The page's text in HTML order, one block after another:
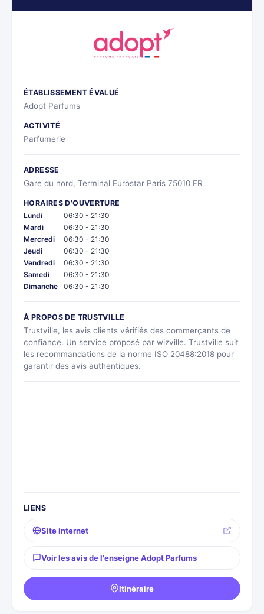
ÉTABLISSEMENT ÉVALUÉ
Adopt Parfums
ACTIVITÉ
Parfumerie
ADRESSE
Gare du nord, Terminal Eurostar Paris 75010 FR
HORAIRES D'OUVERTURE
Lundi
06:30 - 21:30
Mardi
06:30 - 21:30
Mercredi
06:30 - 21:30
Jeudi
06:30 - 21:30
Vendredi
06:30 - 21:30
Samedi
06:30 - 21:30
Dimanche
06:30 - 21:30
À PROPOS DE TRUSTVILLE
Trustville, les avis clients vérifiés des commerçants de
confiance. Un service proposé par wizville. Trustville suit
les recommandations de la norme ISO 20488:2018 pour
garantir des avis authentiques.
LIENS
Site internet
Voir les avis de l'enseigne Adopt Parfums
Itinéraire